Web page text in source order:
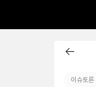
이슈토론